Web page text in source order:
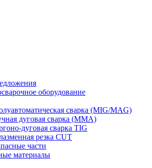
оборудование
сварка (MIG/MAG)
дуговая сварка (MMA)
дуговая сварка TIG
резка CUT
части
материалы